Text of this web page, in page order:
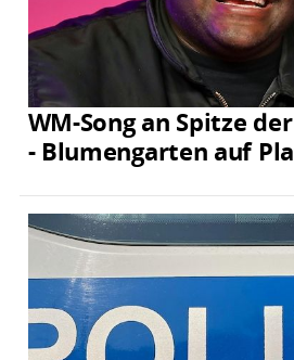
WM-Song an Spitze
- Blumengarten auf